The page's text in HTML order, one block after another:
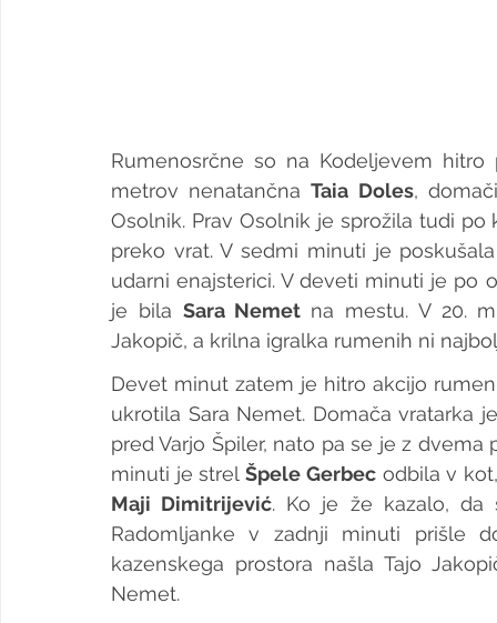
Rumenosrčne so na Kodeljevem
metrov nenatančna Taia Doles,
Osolnik. Prav Osolnik je sprožila tudi
preko vrat. V sedmi minuti je
udarni enajsterici. V deveti minuti je po
je bila Sara Nemet na mestu. V 20.
Jakopič, a krilna igralka rumenih ni
Devet minut zatem je hitro akcijo
ukrotila Sara Nemet. Domača vratarka
pred Varjo Špiler, nato pa se je z
minuti je strel Špele Gerbec
Maji Dimitrijević. Ko je že kazalo, da
Radomljanke v zadnji minuti prišle
kazenskega prostora našla Tajo
Nemet.